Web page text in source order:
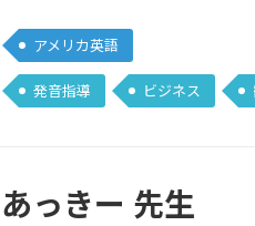
アメリカ英語
発音指導 ビジネス
あっきー 先生